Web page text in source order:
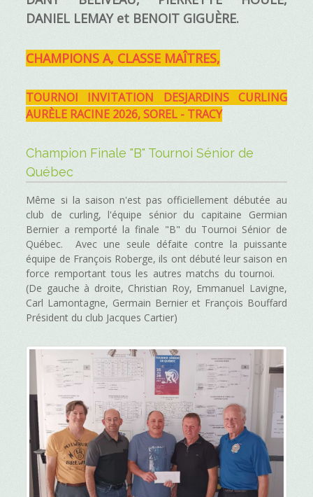
DANIEL LEMAY et BENOIT GIGUÈRE.
CHAMPIONS A, CLASSE MAÎTRES,
TOURNOI INVITATION DESJARDINS CURLING
AURÈLE RACINE 2026, SOREL - TRACY
Champion Finale "B" Tournoi Sénior de
Québec
Même si la saison n'est pas officiellement débutée au
club de curling, l'équipe sénior du capitaine Germian
Bernier a remporté la finale "B" du Tournoi Sénior de
Québec. Avec une seule défaite contre la puissante
équipe de François Roberge, ils ont débuté leur saison en
force remportant tous les autres matchs du tournoi.
(De gauche à droite, Christian Roy, Emmanuel Lavigne,
Carl Lamontagne, Germain Bernier et François Bouffard
Président du club Jacques Cartier)